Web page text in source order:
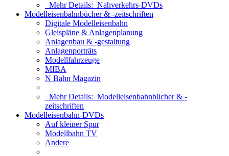
Mehr Details: Nahverkehrs-DVDs
Modelleisenbahnbücher & -zeitschriften
Digitale Modelleisenbahn
Gleispläne & Anlagenplanung
Anlagenbau & -gestaltung
Anlagenporträts
Modellfahrzeuge
MIBA
N Bahn Magazin
Mehr Details: Modelleisenbahnbücher & -
zeitschriften
Modelleisenbahn-DVDs
Auf kleiner Spur
Modellbahn TV
Andere